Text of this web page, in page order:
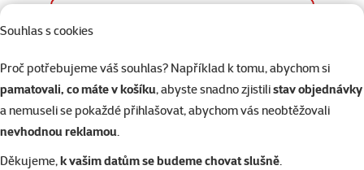
Souhlas s cookies
Proč potřebujeme váš souhlas? Například k tomu, abychom si
pamatovali, co máte v košíku, abyste snadno zjistilistav objednávky
a nemuseli se pokaždé přihlašovat, abychom vás neobtěžovali
nevhodnou reklamou.
Děkujeme,k vašim datům se budeme chovat slušně.
Napište nám
eshop@superzoo.cz
321 000 180